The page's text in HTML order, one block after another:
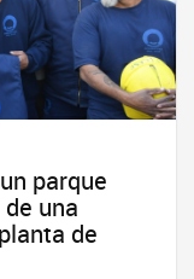
parque
una
de